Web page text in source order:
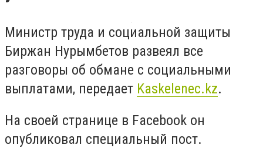
Министр труда и социальной защиты
Биржан Нурымбетов развеял все
разговоры об обмане с социальными
выплатами, передает Kaskelenec.kz.
На своей странице в Facebook он
опубликовал специальный пост.